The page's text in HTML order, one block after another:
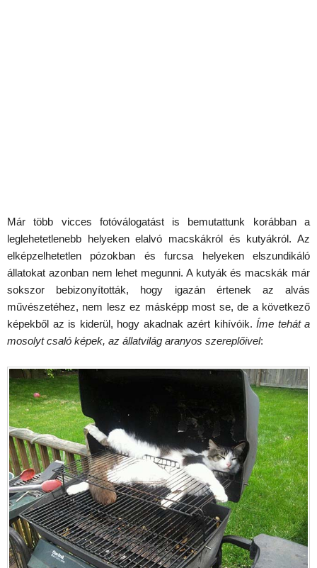
Már több vicces fotóválogatást is bemutattunk korábban a
leglehetetlenebb helyeken elalvó macskákról és kutyákról. Az
elképzelhetetlen pózokban és furcsa helyeken elszundikáló
állatokat azonban nem lehet megunni. A kutyák és macskák már
sokszor bebizonyították, hogy igazán értenek az alvás
művészetéhez, nem lesz ez másképp most se, de a következő
képekből az is kiderül, hogy akadnak azért kihívóik. Íme tehát a
mosolyt csaló képek, az állatvilág aranyos szereplőivel: